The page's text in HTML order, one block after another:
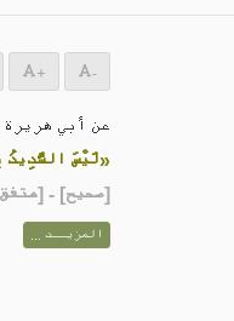
+ -
عن أبي
«لَيْسَ الشَّدِيدُ
[صحيح] - [متفق
المزيــد ...